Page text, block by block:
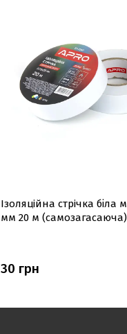
Ізоляцiйна стрiчка біла
мм 20 м (самозагасаюча)
30 грн